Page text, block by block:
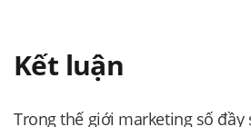
Kết luận
Trong thế giới marketing số đầy